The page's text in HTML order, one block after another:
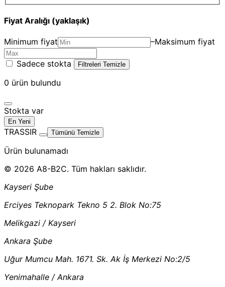
Fiyat Aralığı (yaklaşık)
Minimum fiyat –Maksimum fiyat
Sadece stokta Filtreleri Temizle
0 ürün bulundu
Stokta var
En Yeni
TRASSIR Tümünü Temizle
Ürün bulunamadı
© 2026 A8-B2C. Tüm hakları saklıdır.
Kayseri Şube
Erciyes Teknopark Tekno 5 2. Blok No:75
Melikgazi / Kayseri
Ankara Şube
Uğur Mumcu Mah. 1671. Sk. Ak İş Merkezi No:2/5
Yenimahalle / Ankara